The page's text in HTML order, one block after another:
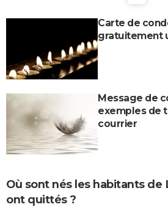
Carte de
gratuitement
Message de
exemples de
courrier
Où sont nés les habitants de
ont quittés ?